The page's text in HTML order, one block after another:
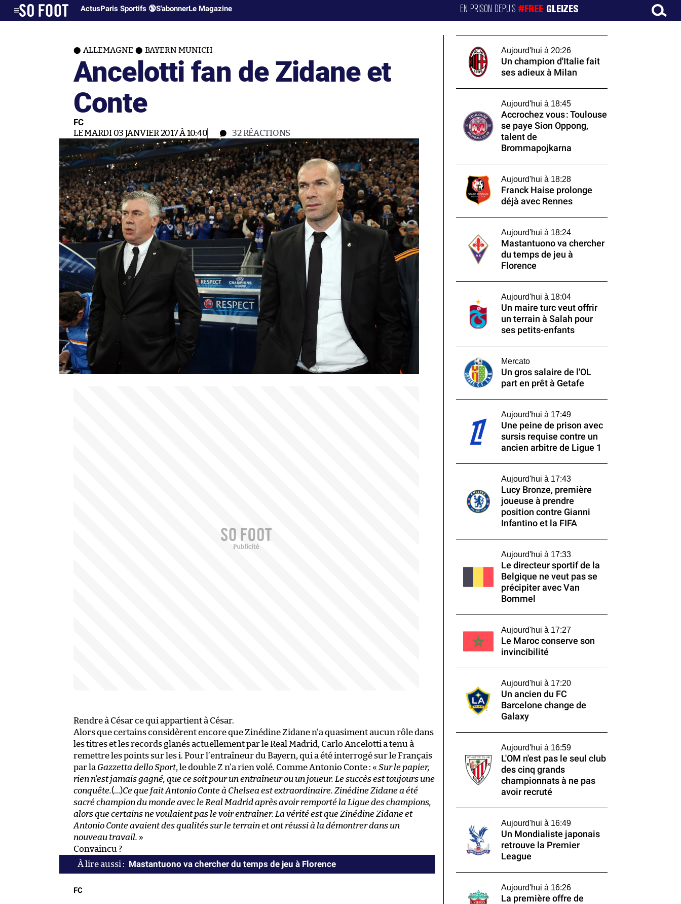
ActusParis Sportifs 🔞S'abonnerLe Magazine EN PRISON DEPUIS#FREE GLEIZES
ALLEMAGNE BAYERN MUNICH
Ancelotti fan de Zidane et
Conte
FC
LE MARDI 03 JANVIER 2017 À 10:40 32RÉACTIONS
Rendre à César ce qui appartient à César.
Alors que certains considèrent encore que Zinédine Zidane n’a quasiment aucun rôle dans
les titres et les records glanés actuellement par le Real Madrid, Carlo Ancelotti a tenu à
remettre les points sur les i. Pour l’entraîneur du Bayern, qui a été interrogé sur le Français
par la Gazzetta dello Sport, le double Z n’a rien volé. Comme Antonio Conte : « Sur le papier,
rien n’est jamais gagné, que ce soit pour un entraîneur ou un joueur. Le succès est toujours une
conquête.(…)Ce que fait Antonio Conte à Chelsea est extraordinaire. Zinédine Zidane a été
sacré champion du monde avec le Real Madrid après avoir remporté la Ligue des champions,
alors que certains ne voulaient pas le voir entraîner. La vérité est que Zinédine Zidane et
Antonio Conte avaient des qualités sur le terrain et ont réussi à la démontrer dans un
nouveau travail. »
Convaincu ?
Mastantuono va chercher du temps de jeu à Florence
FC
Aujourd'hui à 20:26
Un champion d'Italie fait
ses adieux à Milan
Aujourd'hui à 18:45
Accrochez vous : Toulouse
se paye Sion Oppong,
talent de
Brommapojkarna
Aujourd'hui à 18:28
Franck Haise prolonge
déjà avec Rennes
Aujourd'hui à 18:24
Mastantuono va chercher
du temps de jeu à
Florence
Aujourd'hui à 18:04
Un maire turc veut offrir
un terrain à Salah pour
ses petits-enfants
Mercato
Un gros salaire de l'OL
part en prêt à Getafe
Aujourd'hui à 17:49
Une peine de prison avec
sursis requise contre un
ancien arbitre de Ligue 1
Aujourd'hui à 17:43
Lucy Bronze, première
joueuse à prendre
position contre Gianni
Infantino et la FIFA
Aujourd'hui à 17:33
Le directeur sportif de la
Belgique ne veut pas se
précipiter avec Van
Bommel
Aujourd'hui à 17:27
Le Maroc conserve son
invincibilité
Aujourd'hui à 17:20
Un ancien du FC
Barcelone change de
Galaxy
Aujourd'hui à 16:59
L'OM n'est pas le seul club
des cinq grands
championnats à ne pas
avoir recruté
Aujourd'hui à 16:49
Un Mondialiste japonais
retrouve la Premier
League
Aujourd'hui à 16:26
La première offre de